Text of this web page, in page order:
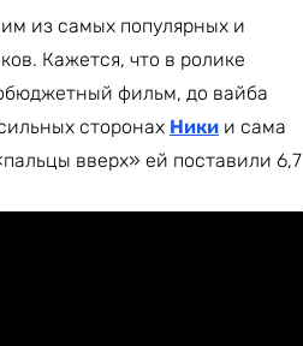
из самых популярных и
Кажется, что в ролике
фильм, до вайба
сторонах Ники и сама
вверх» ей поставили 6,7